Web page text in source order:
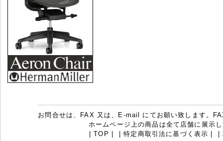
お問合せは、FAX 又は、E-mail にてお願い致します。
ホームページ上の商品は全て店舗に展示
|TOP |特定商取引法に基づく表示 |